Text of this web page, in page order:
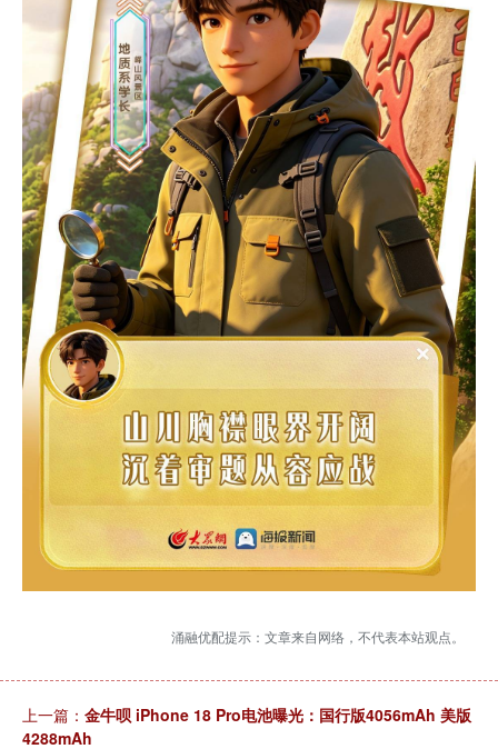
涌融优配提示：文章来自网络，不代表本站观点。
上一篇： 金牛呗 iPhone 18 Pro电池曝光：国行版4056mAh 美版
4288mAh